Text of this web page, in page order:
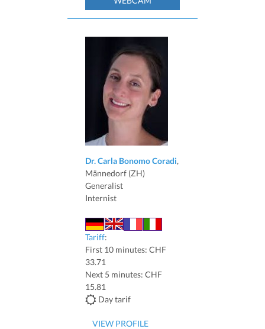
Dr. Carla Bonomo Coradi,
Männedorf (ZH)
Generalist
Internist
Tariff:
First 10 minutes: CHF
33.71
Next 5 minutes: CHF
15.81
Day tarif
VIEW PROFILE